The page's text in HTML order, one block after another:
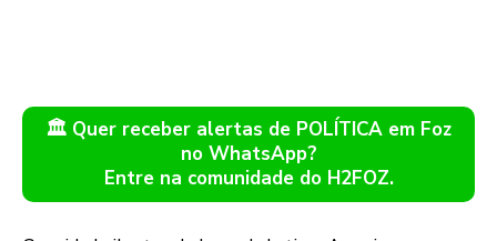
🏛️ Quer receber alertas de POLÍTICA em Foz
no WhatsApp?
Entre na comunidade do H2FOZ.